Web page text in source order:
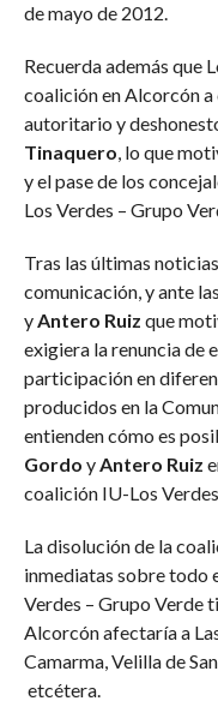
de mayo de 2012.
Recuerda además que
coalición en Alcorcón
autoritario y
Tinaquero, lo que
y el pase de los
Los Verdes – Grupo
Tras las últimas
comunicación, y ante
yAntero Ruiz que
exigiera la renuncia de
participación en
producidos en la
entienden cómo es
Gordo yAntero Ruiz
coalición IU-Los
La disolución de la
inmediatas sobre todo
Verdes – Grupo Verde
Alcorcón afectaría a
Camarma, Velilla de
etcétera.